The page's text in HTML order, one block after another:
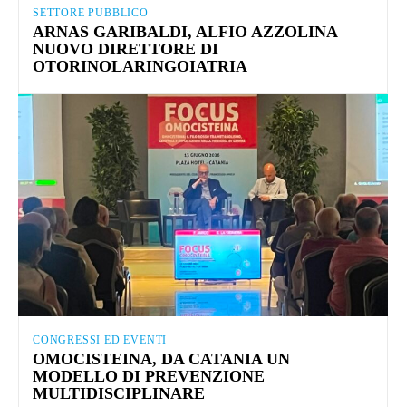
SETTORE PUBBLICO
ARNAS GARIBALDI, ALFIO AZZOLINA
NUOVO DIRETTORE DI
OTORINOLARINGOIATRIA
CONGRESSI ED EVENTI
OMOCISTEINA, DA CATANIA UN
MODELLO DI PREVENZIONE
MULTIDISCIPLINARE